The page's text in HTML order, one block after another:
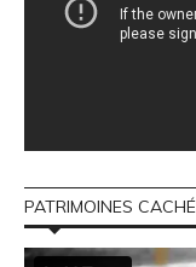
PATRIMOINES